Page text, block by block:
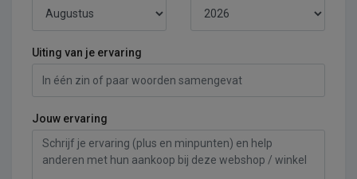
Uiting van je ervaring
Jouw ervaring